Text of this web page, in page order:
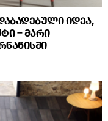
იდეა,
– მარი